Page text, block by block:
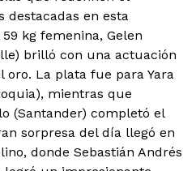
destacadas en esta
kg femenina, Gelen
brilló con una actuación
oro. La plata fue para Yara
mientras que
(Santander) completó el
sorpresa del día llegó en
donde Sebastián Andrés